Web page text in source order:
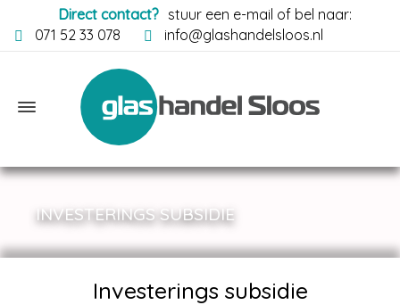
Direct contact? stuur een e-mail of bel naar:
071 52 33 078
info@glashandelsloos.nl
INVESTERINGS SUBSIDIE
Investerings subsidie